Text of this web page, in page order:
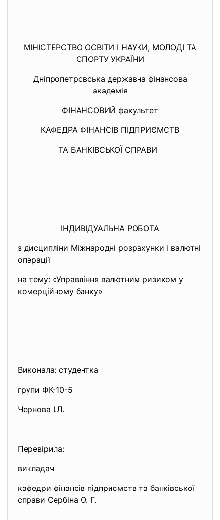
МІНІСТЕРСТВО ОСВІТИ І НАУКИ, МОЛОДІ ТА
СПОРТУ УКРАЇНИ
Дніпропетровська державна фінансова
академія
ФІНАНСОВИЙ факультет
КАФЕДРА ФІНАНСІВ ПІДПРИЄМСТВ
ТА БАНКІВСЬКОЇ СПРАВИ
ІНДИВІДУАЛЬНА РОБОТА
з дисципліни Міжнародні розрахунки і валютні
операції
на тему: «Управління валютним ризиком у
комерційному банку»
Виконала: студентка
групи ФК-10-5
Чернова І.Л.
Перевірила:
викладач
кафедри фінансів підприємств та банківської
справи Сербіна О. Г.